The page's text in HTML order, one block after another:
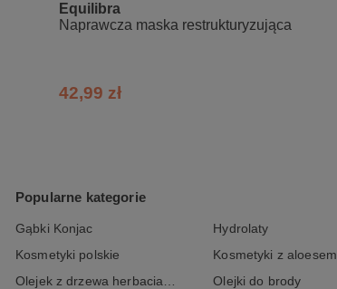
Equilibra
Naprawcza maska restrukturyzująca
42,99 zł
Popularne kategorie
Gąbki Konjac Hydrolaty
Kosmetyki polskie
Kosmetyki z aloesem
Olejek z drzewa herbacianego
Olejki do brody